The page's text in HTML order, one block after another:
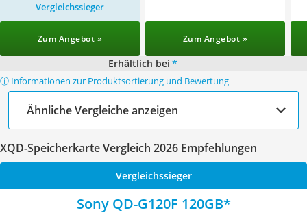
Vergleichssieger
Zum Angebot » Zum Angebot »
Erhältlich bei *
ⓘ Informationen zur Produktsortierung und Bewertung
Ähnliche Vergleiche anzeigen
XQD-Speicherkarte Vergleich 2026 Empfehlungen
Vergleichssieger
Sony QD-G120F 120GB